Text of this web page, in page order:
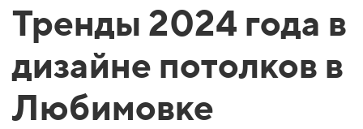
Тренды 2024 года в
дизайне потолков в
Любимовке